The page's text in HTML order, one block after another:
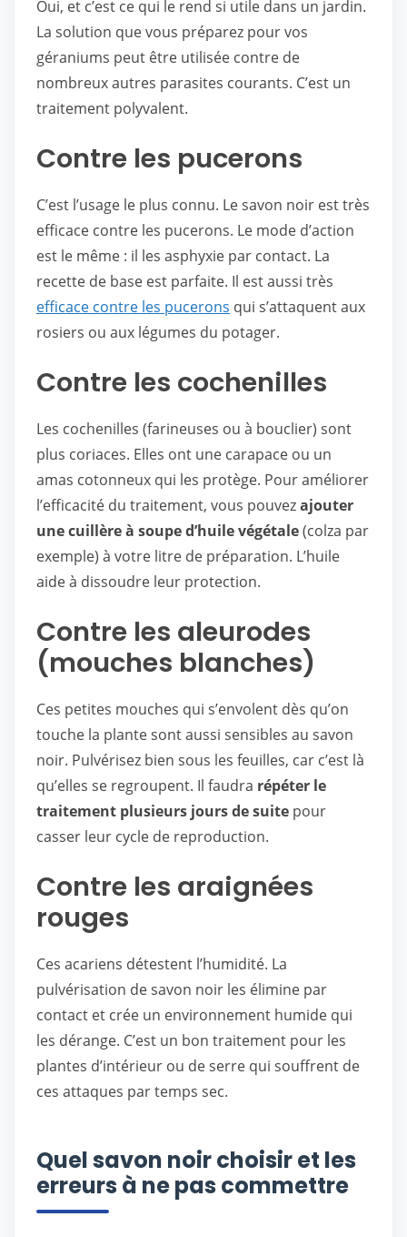
Oui, et c’est ce qui le rend si utile dans un jardin.
La solution que vous préparez pour vos
géraniums peut être utilisée contre de
nombreux autres parasites courants. C’est un
traitement polyvalent.
Contre les pucerons
C’est l’usage le plus connu. Le savon noir est très
efficace contre les pucerons. Le mode d’action
est le même : il les asphyxie par contact. La
recette de base est parfaite. Il est aussi très
efficace contre les pucerons qui s’attaquent aux
rosiers ou aux légumes du potager.
Contre les cochenilles
Les cochenilles (farineuses ou à bouclier) sont
plus coriaces. Elles ont une carapace ou un
amas cotonneux qui les protège. Pour améliorer
l’efficacité du traitement, vous pouvezajouter
une cuillère à soupe d’huile végétale(colza par
exemple) à votre litre de préparation. L’huile
aide à dissoudre leur protection.
Contre les aleurodes
(mouches blanches)
Ces petites mouches qui s’envolent dès qu’on
touche la plante sont aussi sensibles au savon
noir. Pulvérisez bien sous les feuilles, car c’est là
qu’elles se regroupent. Il faudra répéter le
traitement plusieurs jours de suite pour
casser leur cycle de reproduction.
Contre les araignées
rouges
Ces acariens détestent l’humidité. La
pulvérisation de savon noir les élimine par
contact et crée un environnement humide qui
les dérange. C’est un bon traitement pour les
plantes d’intérieur ou de serre qui souffrent de
ces attaques par temps sec.
Quel savon noir choisir et les
erreurs à ne pas commettre